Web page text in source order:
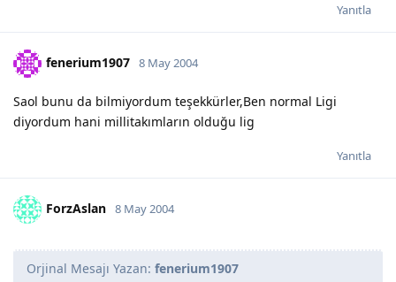
Yanıtla
fenerium1907 8 May 2004
Saol bunu da bilmiyordum teşekkürler,Ben normal Ligi
diyordum hani millitakımların olduğu lig
Yanıtla
ForzAslan 8 May 2004
Orjinal Mesajı Yazan: fenerium1907